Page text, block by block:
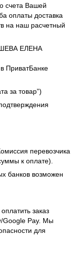
счета Вашей
оплаты доставка
на наш расчетный
ЕЛЕНА
ПриватБанке
за товар”)
перевозчика
к оплате).
банков возможен
заказ
Google Pay. Мы
для